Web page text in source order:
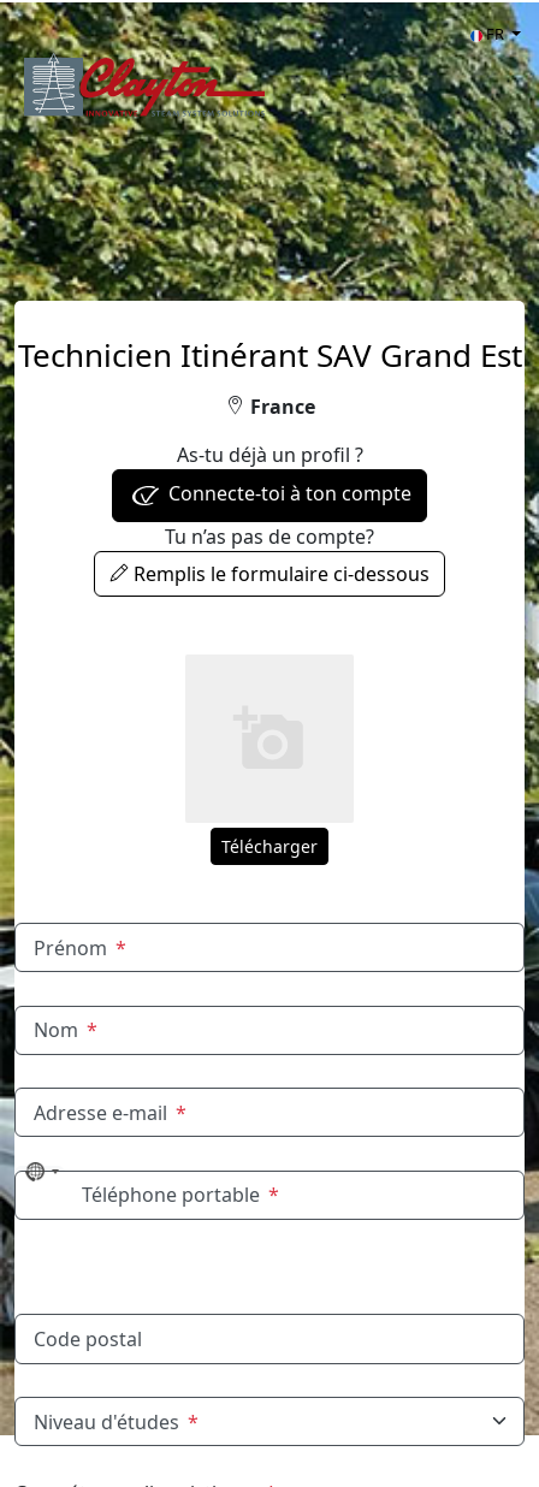
FR
Technicien Itinérant SAV Grand Est
France
As-tu déjà un profil ?
Connecte-toi à ton compte
Tu n’as pas de compte?
Remplis le formulaire ci-dessous
Télécharger
Prénom *
Nom *
Adresse e-mail *
No
countryTéléphone portable *
Code postal
Niveau d'études *